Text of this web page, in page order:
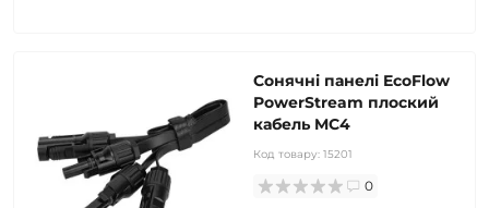
Сонячні панелі EcoFlow
PowerStream плоский
кабель MC4
Код товару: 15201
0